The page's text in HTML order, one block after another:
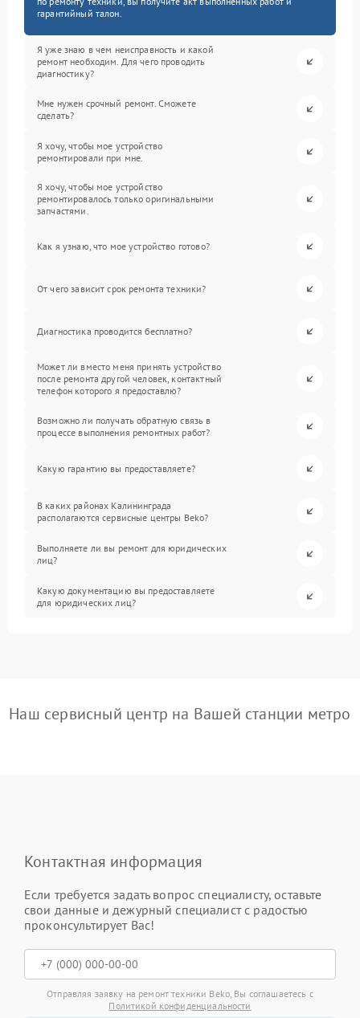
гарантийный талон.
Я уже знаю в чем неисправность и какой
ремонт необходим. Для чего проводить
диагностику?
Мне нужен срочный ремонт. Сможете
сделать?
Я хочу, чтобы мое устройство
ремонтировали при мне.
Я хочу, чтобы мое устройство
ремонтировалось только оригинальными
запчастями.
Как я узнаю, что мое устройство готово?
От чего зависит срок ремонта техники?
Диагностика проводится бесплатно?
Может ли вместо меня принять устройство
после ремонта другой человек, контактный
телефон которого я предоставлю?
Возможно ли получать обратную связь в
процессе выполнения ремонтных работ?
Какую гарантию вы предоставляете?
В каких районах Калининграда
располагаются сервисные центры Beko?
Выполняете ли вы ремонт для юридических
лиц?
Какую документацию вы предоставляете
для юридических лиц?
Наш сервисный центр на Вашей станции метро
Контактная информация
Если требуется задать вопрос специалисту, оставьте
свои данные и дежурный специалист с радостью
проконсультирует Вас!
Отправляя заявку на ремонт техники Beko, Вы соглашаетесь с
Политикой конфиденциальности